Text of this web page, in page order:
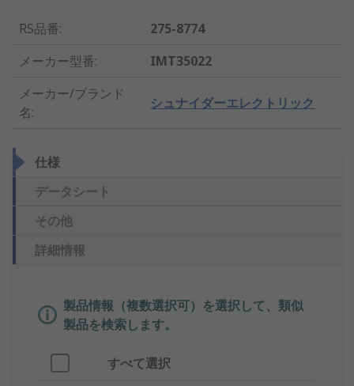
RS品番:
275-8774
メーカー型番:
IMT35022
メーカー/ブランド
名:
シュナイダーエレクトリック
仕様
データシート
その他
詳細情報
製品情報（複数選択可）を選択して、類似
製品を検索します。
すべて選択